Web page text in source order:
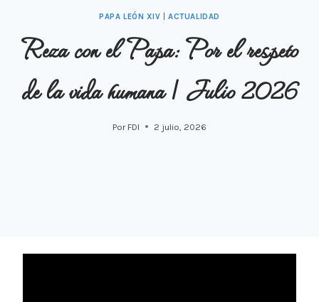
PAPA LEÓN XIV |ACTUALIDAD
Reza con el Papa: Por el respeto
de la vida humana | Julio 2026
Por FDI 2 julio, 2026